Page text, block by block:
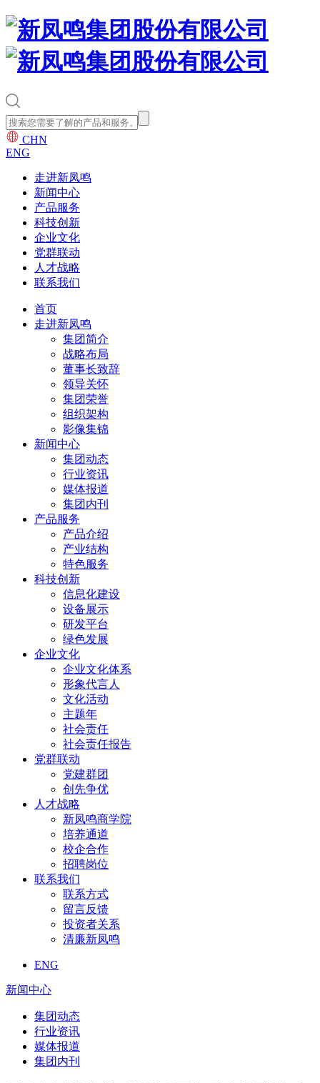
CHN
ENG
走进新凤鸣
新闻中心
产品服务
科技创新
企业文化
党群联动
人才战略
联系我们
首页
走进新凤鸣
集团简介
战略布局
董事长致辞
领导关怀
集团荣誉
组织架构
影像集锦
新闻中心
集团动态
行业资讯
媒体报道
集团内刊
产品服务
产品介绍
产业结构
特色服务
科技创新
信息化建设
设备展示
研发平台
绿色发展
企业文化
企业文化体系
形象代言人
文化活动
主题年
社会责任
社会责任报告
党群联动
党建群团
创先争优
人才战略
新凤鸣商学院
培养通道
校企合作
招聘岗位
联系我们
联系方式
留言反馈
投资者关系
清廉新凤鸣
ENG
新闻中心
集团动态
行业资讯
媒体报道
集团内刊